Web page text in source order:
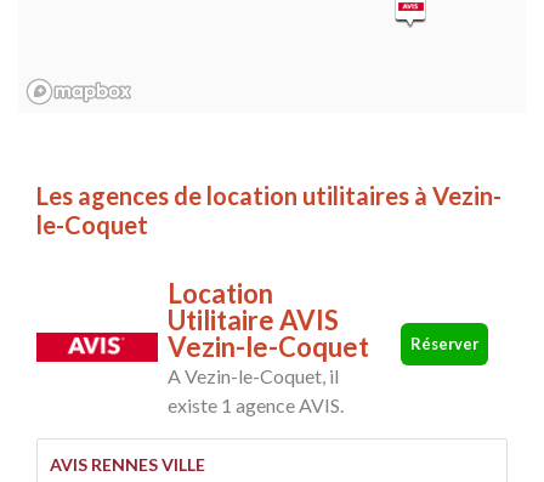
Les agences de location utilitaires à Vezin-
le-Coquet
Location
Utilitaire AVIS
Vezin-le-Coquet
A Vezin-le-Coquet, il
existe 1 agence AVIS.
Réserver
AVIS RENNES VILLE